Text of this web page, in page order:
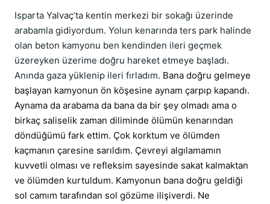
Isparta Yalvaç’ta kentin merkezi bir sokağı üzerinde
arabamla gidiyordum. Yolun kenarında ters park halinde
olan beton kamyonu ben kendinden ileri geçmek
üzereyken üzerime doğru hareket etmeye başladı.
Anında gaza yüklenip ileri fırladım. Bana doğru gelmeye
başlayan kamyonun ön köşesine aynam çarpıp kapandı.
Aynama da arabama da bana da bir şey olmadı ama o
birkaç saliselik zaman diliminde ölümün kenarından
döndüğümü fark ettim. Çok korktum ve ölümden
kaçmanın çaresine sarıldım. Çevreyi algılamamın
kuvvetli olması ve refleksim sayesinde sakat kalmaktan
ve ölümden kurtuldum. Kamyonun bana doğru geldiği
sol camım tarafından sol gözüme ilişiverdi. Ne